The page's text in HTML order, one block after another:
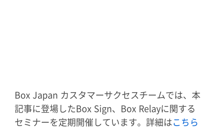
Box Japan カスタマーサクセスチームでは、本
記事に登場したBox Sign、Box Relayに関する
セミナーを定期開催しています。詳細はこちら